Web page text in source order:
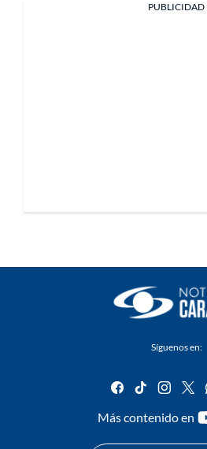
PUBLICIDAD
Síguenos en:
facebook
tiktok
Más contenido en